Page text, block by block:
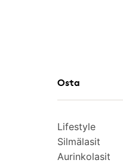
Osta
Lifestyle
Silmälasit
Aurinkolasit